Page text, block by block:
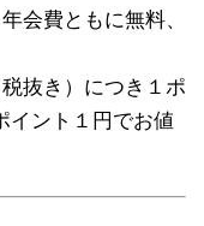
会費ともに無料、
抜き）につき１ポ
イント１円でお値